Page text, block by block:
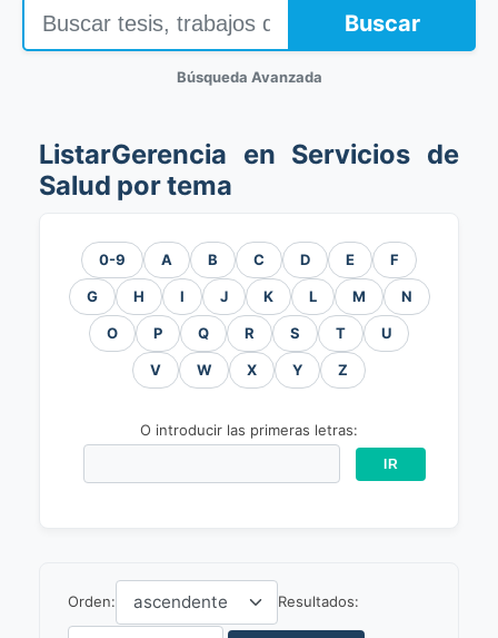
Buscar
Búsqueda Avanzada
ListarGerencia en Servicios de
Salud por tema
0-9 A B C D E F
G H I J K L M N
O P Q R S T U
V W X Y Z
O introducir las primeras letras:
Orden: Resultados: